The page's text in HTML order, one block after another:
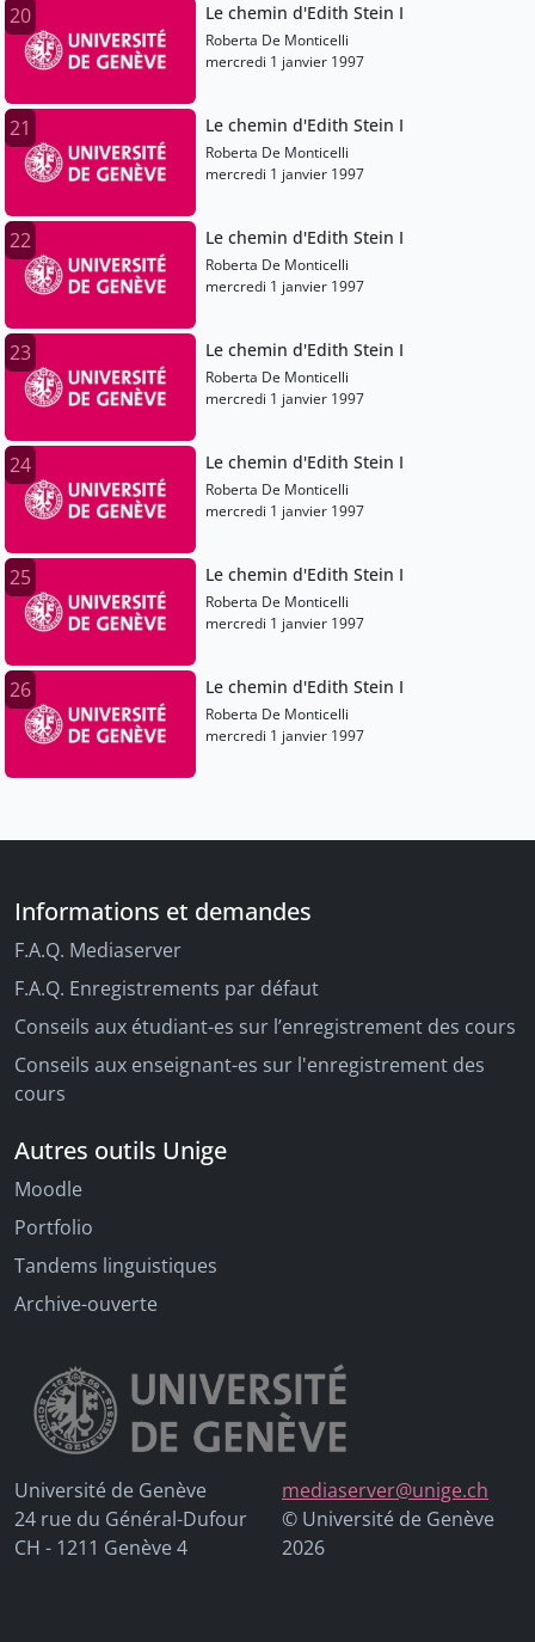
20 Le chemin d'Edith Stein I
Roberta De Monticelli
mercredi 1 janvier 1997
21 Le chemin d'Edith Stein I
Roberta De Monticelli
mercredi 1 janvier 1997
22 Le chemin d'Edith Stein I
Roberta De Monticelli
mercredi 1 janvier 1997
23 Le chemin d'Edith Stein I
Roberta De Monticelli
mercredi 1 janvier 1997
24 Le chemin d'Edith Stein I
Roberta De Monticelli
mercredi 1 janvier 1997
25 Le chemin d'Edith Stein I
Roberta De Monticelli
mercredi 1 janvier 1997
26 Le chemin d'Edith Stein I
Roberta De Monticelli
mercredi 1 janvier 1997
Informations et demandes
F.A.Q. Mediaserver
F.A.Q. Enregistrements par défaut
Conseils aux étudiant-es sur l’enregistrement des cours
Conseils aux enseignant-es sur l'enregistrement des
cours
Autres outils Unige
Moodle
Portfolio
Tandems linguistiques
Archive-ouverte
Université de Genève
24 rue du Général-Dufour
CH - 1211 Genève 4
mediaserver@unige.ch
© Université de Genève
2026